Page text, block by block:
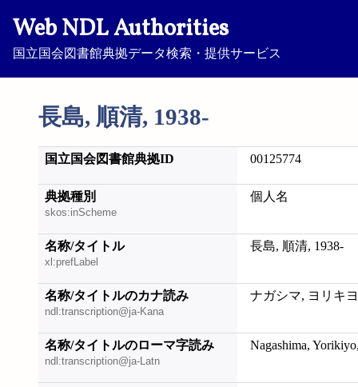
Web NDL Authorities
国立国会図書館典拠データ検索・提供サービス
長島, 順清, 1938-
国立国会図書館典拠ID 00125774
典拠種別
skos:inScheme
個人名
名称/タイトル
xl:prefLabel
長島, 順清, 1938-
名称/タイトルのカナ読み
ndl:transcription@ja-Kana
ナガシマ, ヨリキ
名称/タイトルのローマ字読み
ndl:transcription@ja-Latn
Nagashima,